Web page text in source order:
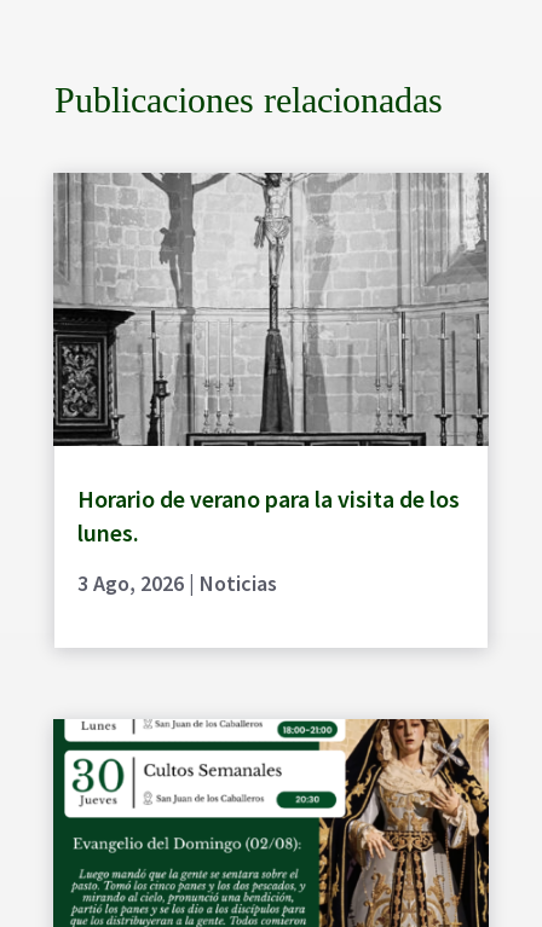
Publicaciones relacionadas
Horario de verano para la visita de los
lunes.
3 Ago, 2026| Noticias